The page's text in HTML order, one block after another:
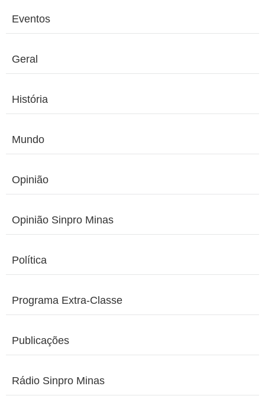
Eventos
Geral
História
Mundo
Opinião
Opinião Sinpro Minas
Política
Programa Extra-Classe
Publicações
Rádio Sinpro Minas